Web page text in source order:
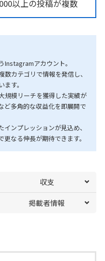
以上の投稿が複数
アカウント。
カテゴリで情報を発信し、
す。
規模リーチを獲得した実績が
ど多角的な収益化を即展開で
ンプレッションが見込め、
なる伸長が期待できます。
収支
掲載者情報